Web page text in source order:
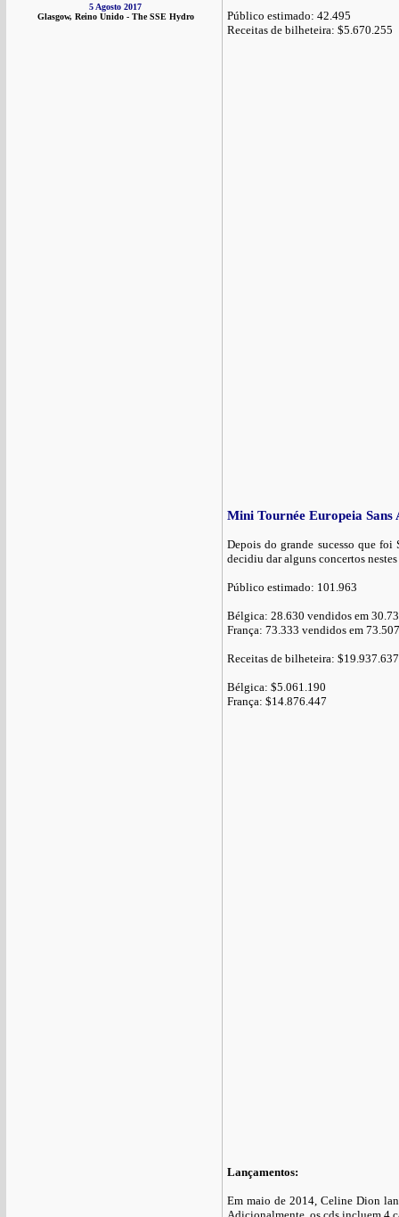
5 Agosto 2017
Glasgow, Reino Unido - The SSE Hydro
Público estimado: 42.495
Receitas de bilheteira: $5.670.255
Mini Tournée Europeia Sans
Depois do grande sucesso que
decidiu dar alguns concertos
Público estimado: 101.963
Bélgica: 28.630 vendidos em
França: 73.333 vendidos em
Receitas de bilheteira: $19.937.637
Bélgica: $5.061.190
França: $14.876.447
Lançamentos:
Em maio de 2014, Celine Dion